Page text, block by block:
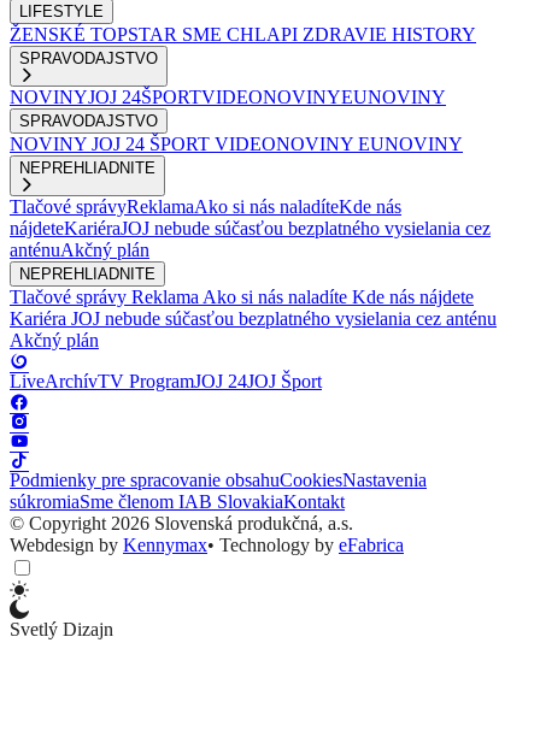
LIFESTYLE
ŽENSKÉ TOPSTAR SME CHLAPI ZDRAVIE HISTORY
SPRAVODAJSTVO
NOVINYJOJ 24ŠPORTVIDEONOVINYEUNOVINY
SPRAVODAJSTVO
NOVINY JOJ 24 ŠPORT VIDEONOVINY EUNOVINY
NEPREHLIADNITE
Tlačové správyReklamaAko si nás naladíteKde nás
nájdeteKariéraJOJ nebude súčasťou bezplatného vysielania cez
anténuAkčný plán
NEPREHLIADNITE
Tlačové správy Reklama Ako si nás naladíte Kde nás nájdete
Kariéra JOJ nebude súčasťou bezplatného vysielania cez anténu
Akčný plán
LiveArchívTV ProgramJOJ 24JOJ Šport
Podmienky pre spracovanie obsahuCookiesNastavenia
súkromiaSme členom IAB SlovakiaKontakt
© Copyright 2026 Slovenská produkčná, a.s.
Webdesign by Kennymax• Technology by eFabrica
Svetlý Dizajn